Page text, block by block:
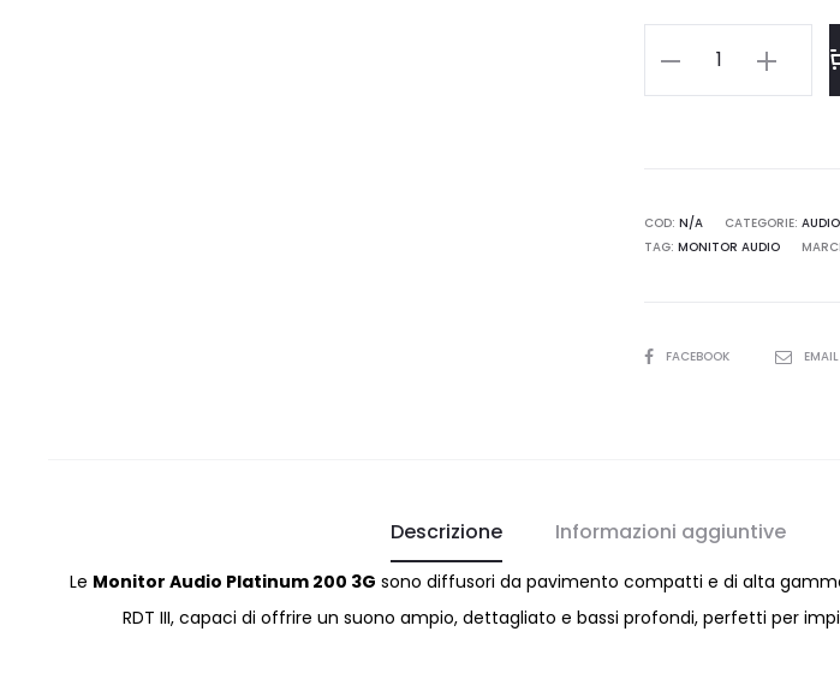
Monitor
–
Coppia
da
COD:N/A CATEGORIE:AUDIO
TAG:MONITOR AUDIO
SHAREFACEBOOK EMAIL
Descrizione Informazioni aggiuntive
Le Monitor Audio Platinum 200 3G sono diffusori da pavimento compatti e di alta
RDT III, capaci di offrire un suono ampio, dettagliato e bassi profondi, perfetti per